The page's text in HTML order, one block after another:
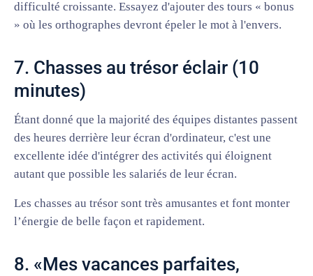
difficulté croissante. Essayez d'ajouter des tours « bonus
» où les orthographes devront épeler le mot à l'envers.
7. Chasses au trésor éclair (10
minutes)
Étant donné que la majorité des équipes distantes passent
des heures derrière leur écran d'ordinateur, c'est une
excellente idée d'intégrer des activités qui éloignent
autant que possible les salariés de leur écran.
Les chasses au trésor sont très amusantes et font monter
l’énergie de belle façon et rapidement.
8. «Mes vacances parfaites,